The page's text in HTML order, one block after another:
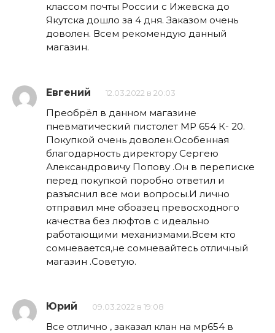
классом почты России с Ижевска до
Якутска дошло за 4 дня. Заказом очень
доволен. Всем рекомендую данный
магазин.
Евгений 12.03.2022 в 20:03
Преобрёл в данном магазине
пневматический пистолет МР 654 К- 20.
Покупкой очень доволен.Особенная
благодарность директору Сергею
Александровичу Попову .Он в переписке
перед покупкой поробно ответил и
разъяснил все мои вопросы.И лично
отправил мне обоазец превосходного
качества без люфтов с идеально
работающими механизмами.Всем кто
сомневается,не сомневайтесь отличный
магазин .Советую.
Юрий 09.03.2022 в 19:08
Все отлично , заказал клан на мр654 в